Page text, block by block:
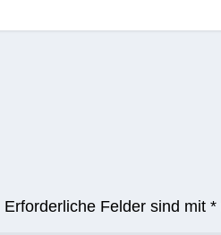
Erforderliche Felder sind mit*